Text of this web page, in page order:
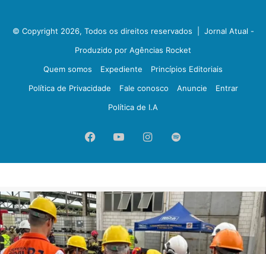
© Copyright 2026, Todos os direitos reservados | Jornal Atual -
Produzido por Agências Rocket
Quem somos
Expediente
Princípios Editoriais
Política de Privacidade
Fale conosco Anuncie
Entrar
Política de I.A
FacebookYouTubeInstagram
Spotify